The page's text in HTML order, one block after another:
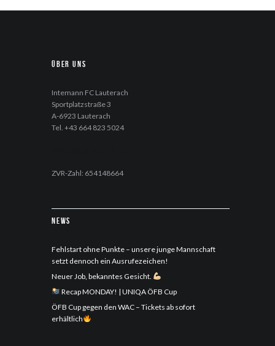
Über uns
Intemann FC Lauterach
Sportplatzstraße 3
A-6923 Lauterach
Tel. +43 664 823 5024
ZVR-Zahl: 654148664
News
Fehlstart ohne Punkte – unsere junge Mannschaft
setzt dennoch ein Ausrufezeichen!
Neuer Job, bekanntes Gesicht.
Recap MONDAY! | UNIQA ÖFB Cup
ÖFB Cup gegen den WAC – Tickets ab sofort
erhältlich